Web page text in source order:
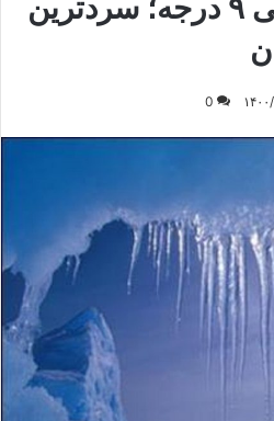
فیروزکوه با منفی ۹ درجه؛ سردترین
0